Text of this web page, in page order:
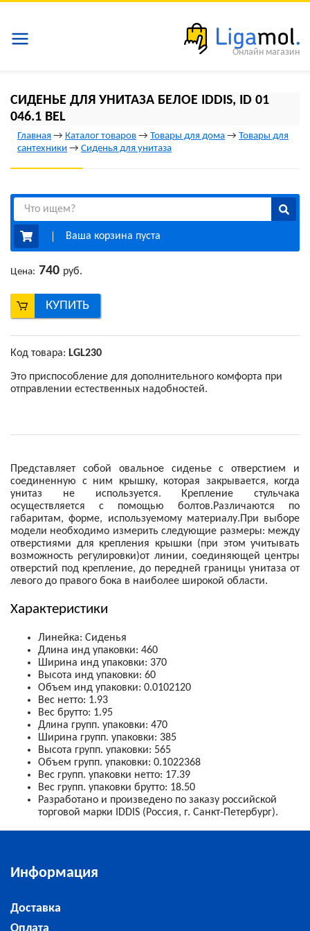
СИДЕНЬЕ ДЛЯ УНИТАЗА БЕЛОЕ IDDIS, ID 01
046.1 BEL
Главная → Каталог товаров → Товары для дома → Товары для
сантехники → Сиденья для унитаза
Ваша корзина пуста
Цена: 740 руб.
КУПИТЬ
Код товара: LGL230
Это приспособление для дополнительного комфорта при
отправлении естественных надобностей.
Представляет собой овальное сиденье с отверстием и
соединенную с ним крышку, которая закрывается, когда
унитаз не используется. Крепление стульчака
осуществляется с помощью болтов.Различаются по
габаритам, форме, используемому материалу.При выборе
модели необходимо измерить следующие размеры: между
отверстиями для крепления крышки (при этом учитывать
возможность регулировки)от линии, соединяющей центры
отверстий под крепление, до передней границы унитаза от
левого до правого бока в наиболее широкой области.
Характеристики
Линейка: Сиденья
Длина инд упаковки: 460
Ширина инд упаковки: 370
Высота инд упаковки: 60
Объем инд упаковки: 0.0102120
Вес нетто: 1.93
Вес брутто: 1.95
Длина групп. упаковки: 470
Ширина групп. упаковки: 385
Высота групп. упаковки: 565
Объем групп. упаковки: 0.1022368
Вес групп. упаковки нетто: 17.39
Вес групп. упаковки брутто: 18.50
Разработано и произведено по заказу российской
торговой марки IDDIS (Россия, г. Санкт-Петербург).
Информация
Доставка
Онлайн магазин